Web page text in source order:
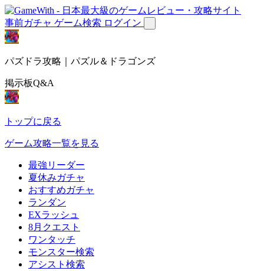
事前ガチャ ゲーム検索 ログイン
パズドラ攻略｜パズル＆ドラゴンズ
掲示板Q&A
トップに戻る
ゲーム攻略一覧を見る
最強リーダー
夏休みガチャ
おすすめガチャ
ランダン
EXラッシュ
8月クエスト
ワンタッチ
モンスター検索
アシスト検索